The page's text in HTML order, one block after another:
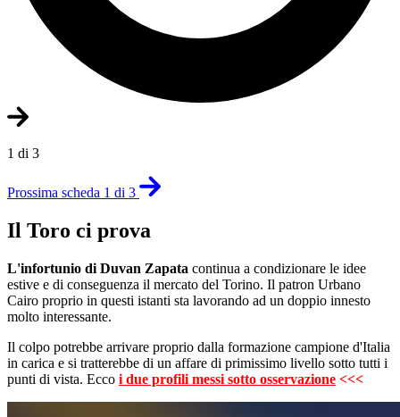
1 di 3
Prossima scheda 1 di 3
Il Toro ci prova
L'infortunio di Duvan Zapata continua a condizionare le idee
estive e di conseguenza il mercato del Torino. Il patron Urbano
Cairo proprio in questi istanti sta lavorando ad un doppio innesto
molto interessante.
Il colpo potrebbe arrivare proprio dalla formazione campione d'Italia
in carica e si tratterebbe di un affare di primissimo livello sotto tutti i
punti di vista. Ecco i due profili messi sotto osservazione <<<